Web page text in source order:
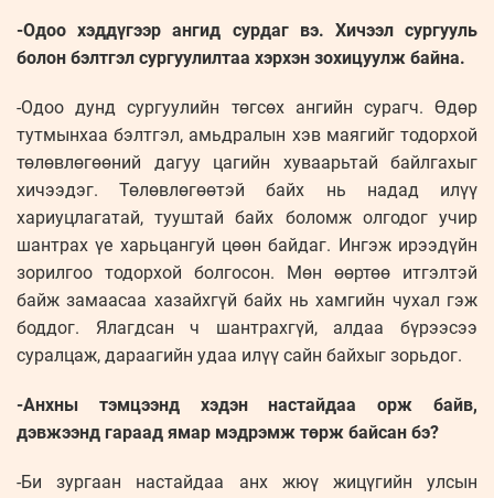
-Одоо хэддүгээр ангид сурдаг вэ. Хичээл сургууль
болон бэлтгэл сургуулилтаа хэрхэн зохицуулж байна.
-Одоо дунд сургуулийн төгсөх ангийн сурагч. Өдөр
тутмынхаа бэлтгэл, амьдралын хэв маягийг тодорхой
төлөвлөгөөний дагуу цагийн хуваарьтай байлгахыг
хичээдэг. Төлөвлөгөөтэй байх нь надад илүү
хариуцлагатай, тууштай байх боломж олгодог учир
шантрах үе харьцангуй цөөн байдаг. Ингэж ирээдүйн
зорилгоо тодорхой болгосон. Мөн өөртөө итгэлтэй
байж замаасаа хазайхгүй байх нь хамгийн чухал гэж
боддог. Ялагдсан ч шантрахгүй, алдаа бүрээсээ
суралцаж, дараагийн удаа илүү сайн байхыг зорьдог.
-Анхны тэмцээнд хэдэн настайдаа орж байв,
дэвжээнд гараад ямар мэдрэмж төрж байсан бэ?
-Би зургаан настайдаа анх жюү жицүгийн улсын